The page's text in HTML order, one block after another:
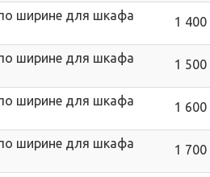
ширине для шкафа
1 400
ширине для шкафа
1 500
ширине для шкафа
1 600
ширине для шкафа
1 700